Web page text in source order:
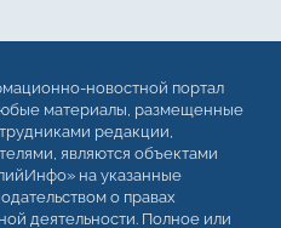
новостной портал
материалы, размещенные
редакции,
являются объектами
на указанные
о правах
деятельности. Полное или